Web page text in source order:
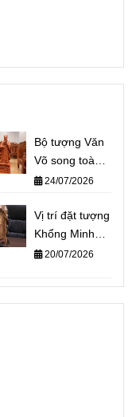
Bộ tượng Văn
Võ song toàn
Khổng Minh –
nghĩa và cách
đặt trên bàn
làm việc
24/07/2026
Vị trí đặt tượng
Khổng Minh
chuẩn phong
gian nào giúp
“quân sư” hỗ
20/07/2026